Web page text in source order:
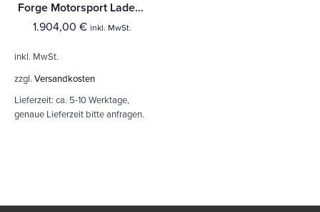
Forge Motorsport Ladeluftkühler (wassergekühlt) BMW M3/M4 F80/F82/F83
1.904,00 € inkl. MwSt.
inkl. MwSt.
zzgl. Versandkosten
Lieferzeit: ca. 5-10 Werktage,
genaue Lieferzeit bitte anfragen.